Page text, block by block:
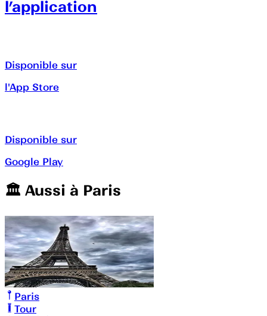
l’application
Disponible sur
l'App Store
Disponible sur
Google Play
🏛️️ Aussi à Paris
Paris
Tour